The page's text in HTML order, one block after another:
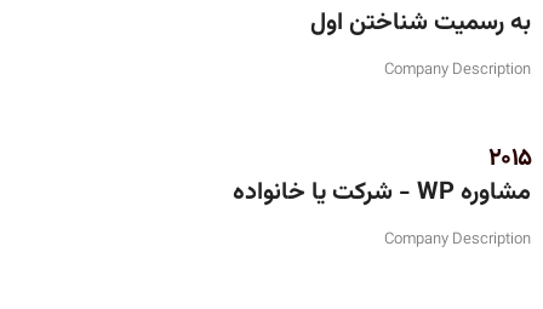
به رسمیت شناختن اول
Company Description
2015
مشاوره WP - شرکت یا خانواده
Company Description